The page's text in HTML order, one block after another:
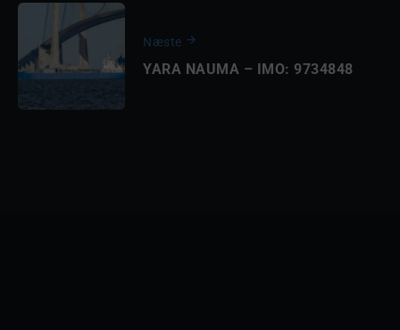
Næste
YARA NAUMA – IMO: 9734848